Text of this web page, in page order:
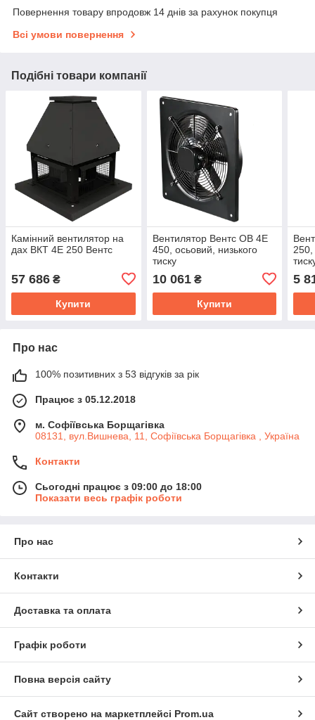
Повернення товару впродовж 14 днів за рахунок покупця
Всі умови повернення
Подібні товари компанії
Камінний вентилятор на
дах ВКТ 4Е 250 Вентс
57 686 ₴
Купити
Вентилятор Вентс ОВ 4Е
450, осьовий, низького
тиску
10 061₴
Купити
250,
5
Про нас
100% позитивних з 53 відгуків за рік
Працює з 05.12.2018
м. Софіївська Борщагівка
08131, вул.Вишнева, 11, Софіївська Борщагівка , Україна
Контакти
Сьогодні працює з 09:00 до 18:00
Показати весь графік роботи
Про нас
Контакти
Доставка та оплата
Графік роботи
Повна версія сайту
Сайт створено на маркетплейсі Prom.ua